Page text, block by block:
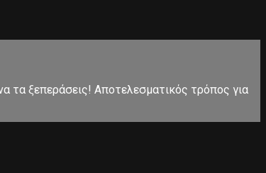
τα ξεπεράσεις! Αποτελεσματικός τρόπος για